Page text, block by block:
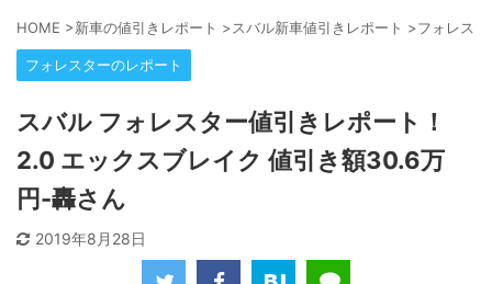
HOME >新車の値引きレポート >スバル新車値引きレポート >フォレス
フォレスターのレポート
スバル フォレスター値引きレポート！
2.0 エックスブレイク 値引き額30.6万
円-轟さん
2019年8月28日